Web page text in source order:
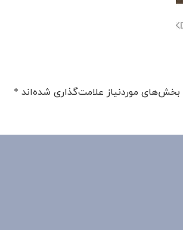
بخش‌های موردنیاز علامت‌گذاری شده‌اند *